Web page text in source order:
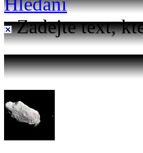
Zadejte text,